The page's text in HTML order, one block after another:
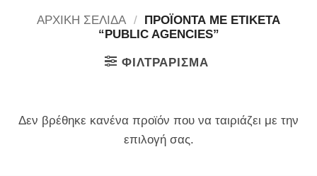
ΑΡΧΙΚΉ ΣΕΛΊΔΑ / ΠΡΟΪΌΝΤΑ ΜΕ ΕΤΙΚΈΤΑ
“PUBLIC AGENCIES”
ΦΙΛΤΡΆΡΙΣΜΑ
Δεν βρέθηκε κανένα προϊόν που να ταιριάζει με την
επιλογή σας.